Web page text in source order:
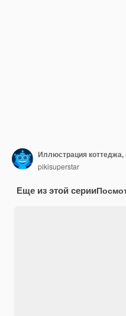
Иллюстрация
pikisuperstar
Еще из этой серии